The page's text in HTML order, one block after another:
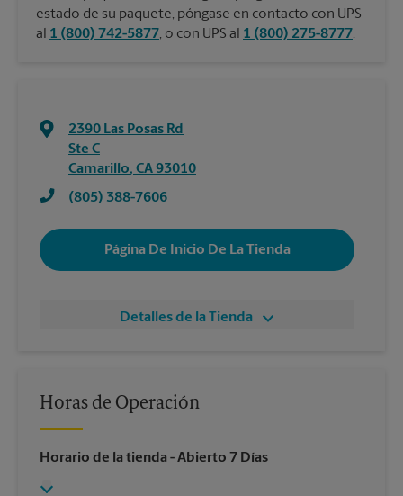
estado de su paquete, póngase en contacto con UPS
al 1 (800) 742-5877, o con UPS al 1 (800) 275-8777.
2390 Las Posas Rd
Ste C
Camarillo, CA93010
(805) 388-7606
Página De Inicio De La Tienda
Detalles de la Tienda
Horas de Operación
Horario de la tienda - Abierto 7 Días